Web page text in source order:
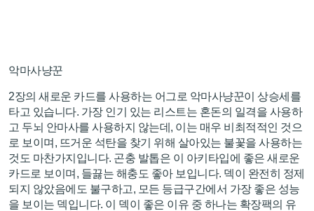
악마사냥꾼
2장의 새로운 카드를 사용하는 어그로 악마사냥꾼이 상승세를
타고 있습니다. 가장 인기 있는 리스트는 혼돈의 일격을 사용하
고 두뇌 안마사를 사용하지 않는데, 이는 매우 비최적적인 것으
로 보이며, 뜨거운 석탄을 찾기 위해 살아있는 불꽃을 사용하는
것도 마찬가지입니다. 곤충 발톱은 이 아키타입에 좋은 새로운
카드로 보이며, 들끓는 해충도 좋아 보입니다. 덱이 완전히 정제
되지 않았음에도 불구하고, 모든 등급구간에서 가장 좋은 성능
을 보이는 덱입니다. 이 덱이 좋은 이유 중 하나는 확장팩의 유